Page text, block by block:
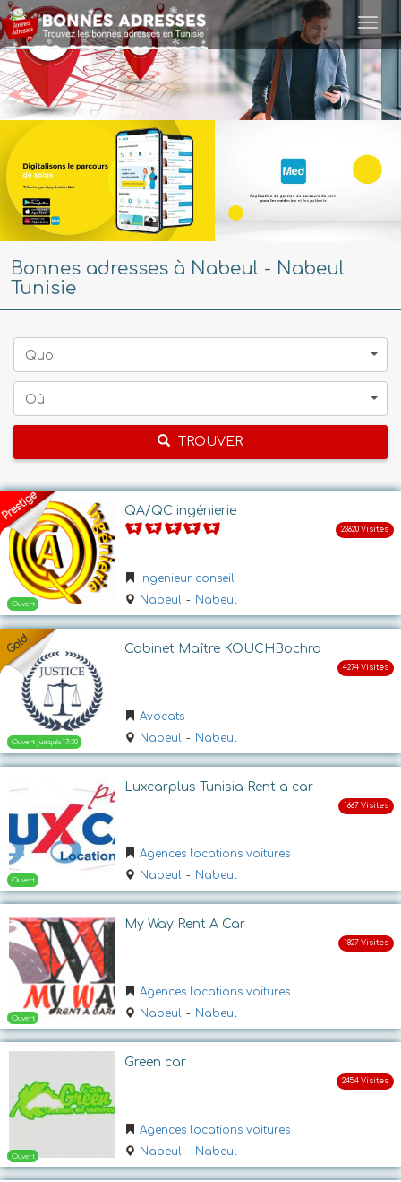
Bonnes adresses à Nabeul - Nabeul
Tunisie
Quoi
Oû
TROUVER
Ouvert
QA/QC ingénierie
Ingenieur conseil
Nabeul - Nabeul
Cabinet Maître KOUCHBochra
Avocats
Nabeul - Nabeul
Luxcarplus Tunisia Rent a car
Agences locations voitures
Nabeul - Nabeul
My Way Rent A Car
Agences locations voitures
Nabeul - Nabeul
Green car
Agences locations voitures
Nabeul - Nabeul